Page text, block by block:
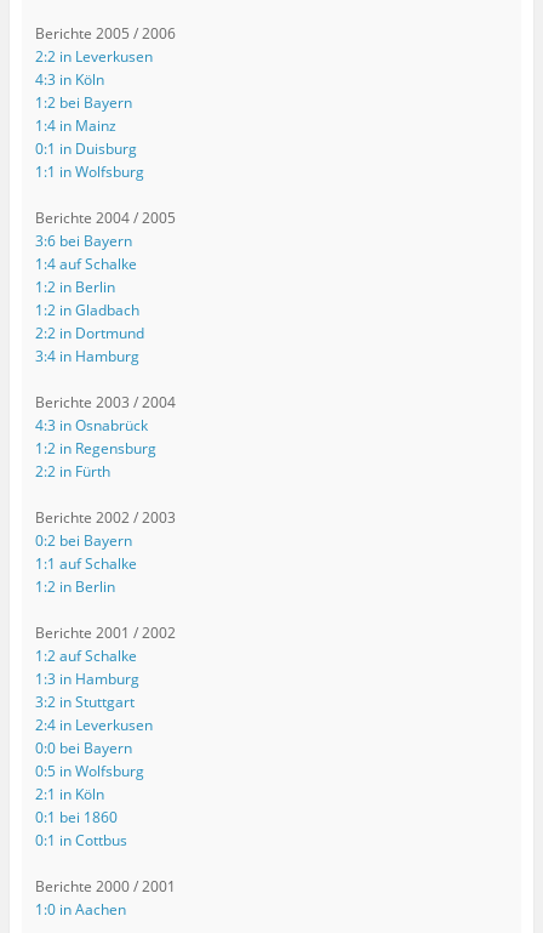
Berichte 2005 / 2006
2:2 in Leverkusen
4:3 in Köln
1:2 bei Bayern
1:4 in Mainz
0:1 in Duisburg
1:1 in Wolfsburg
Berichte 2004 / 2005
3:6 bei Bayern
1:4 auf Schalke
1:2 in Berlin
1:2 in Gladbach
2:2 in Dortmund
3:4 in Hamburg
Berichte 2003 / 2004
4:3 in Osnabrück
1:2 in Regensburg
2:2 in Fürth
Berichte 2002 / 2003
0:2 bei Bayern
1:1 auf Schalke
1:2 in Berlin
Berichte 2001 / 2002
1:2 auf Schalke
1:3 in Hamburg
3:2 in Stuttgart
2:4 in Leverkusen
0:0 bei Bayern
0:5 in Wolfsburg
2:1 in Köln
0:1 bei 1860
0:1 in Cottbus
Berichte 2000 / 2001
1:0 in Aachen